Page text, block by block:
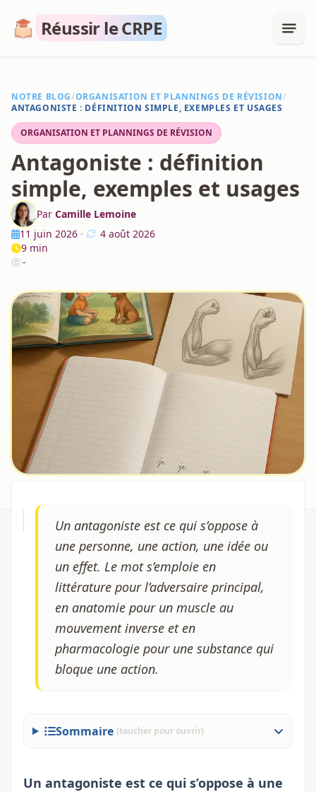
Réussir le CRPE
NOTRE BLOG/ORGANISATION ET PLANNINGS DE RÉVISION/
ANTAGONISTE : DÉFINITION SIMPLE, EXEMPLES ET USAGES
ORGANISATION ET PLANNINGS DE RÉVISION
Antagoniste : définition
simple, exemples et usages
Par Camille Lemoine
11 juin 2026 ·
4 août 2026
9 min
-
Un antagoniste est ce qui s’oppose à
une personne, une action, une idée ou
un effet. Le mot s’emploie en
littérature pour l’adversaire principal,
en anatomie pour un muscle au
mouvement inverse et en
pharmacologie pour une substance qui
bloque une action.
Sommaire (toucher pour ouvrir)
Un antagoniste est ce qui s’oppose à une